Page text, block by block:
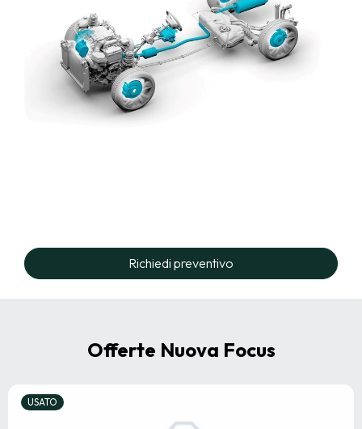
Richiedi preventivo
Offerte Nuova Focus
USATO